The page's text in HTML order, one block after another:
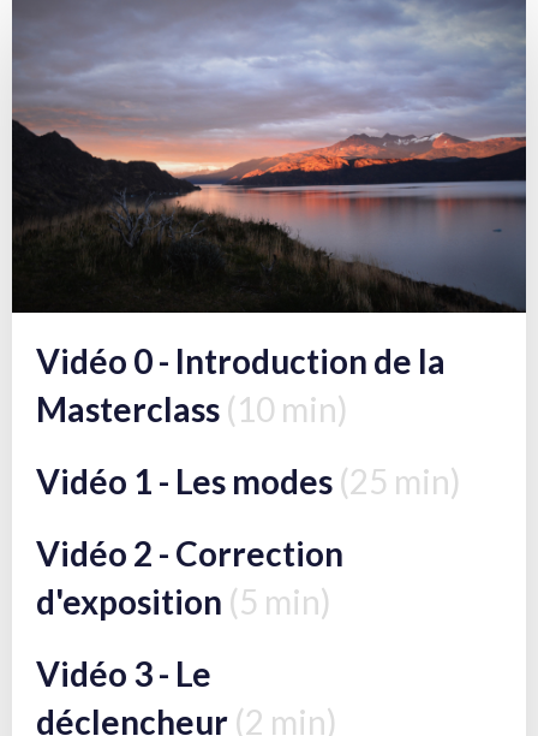
Vidéo 0 - Introduction de la
Masterclass (10 min)
Vidéo 1 - Les modes (25 min)
Vidéo 2 - Correction
d'exposition (5 min)
Vidéo 3 - Le
déclencheur (2 min)